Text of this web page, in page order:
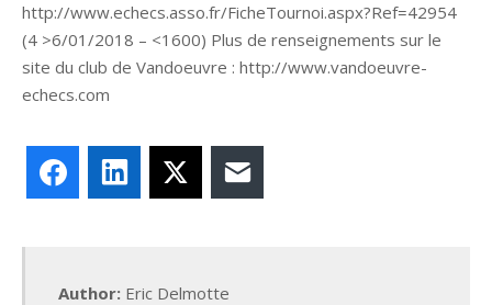
http://www.echecs.asso.fr/FicheTournoi.aspx?Ref=42954
(4 >6/01/2018 – <1600) Plus de renseignements sur le
site du club de Vandoeuvre : http://www.vandoeuvre-
echecs.com
FacebookLinkedIn
Author: Eric Delmotte